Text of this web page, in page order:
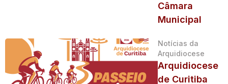
Câmara
Municipal
Notícias da
Arquidiocese
Arquidiocese
de Curitiba